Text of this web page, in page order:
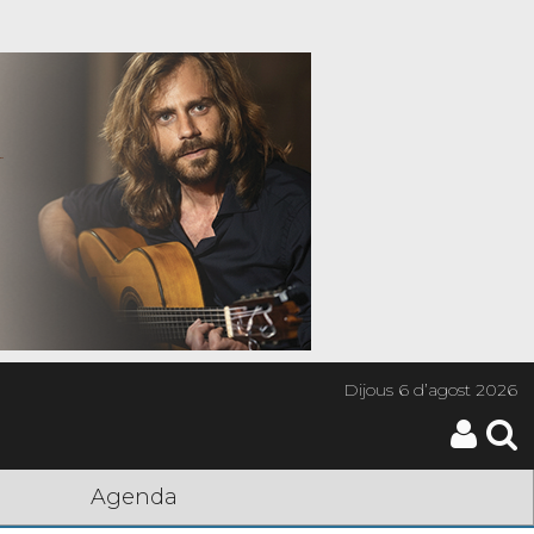
Dijous6 d’agost 2026
Agenda